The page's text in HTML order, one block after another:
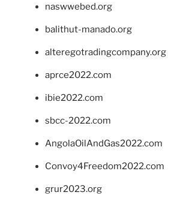
naswwebed.org
balithut-manado.org
alteregotradingcompany.org
aprce2022.com
ibie2022.com
sbcc-2022.com
AngolaOilAndGas2022.com
Convoy4Freedom2022.com
grur2023.org